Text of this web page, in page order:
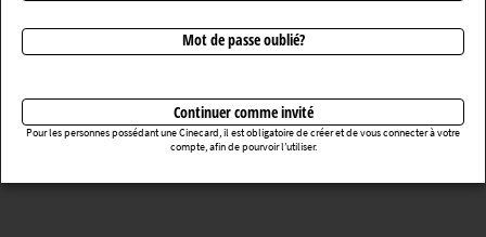
Mot de passe oublié?
Continuer comme invité
Pour les personnes possédant une Cinecard, il est obligatoire de créer et de vous connecter à votre
compte, afin de pourvoir l’utiliser.